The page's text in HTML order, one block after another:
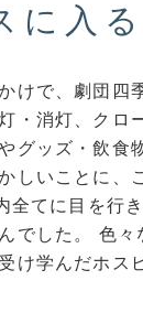
に入
けで、劇団四
・消灯、クロ
グッズ・飲食
しいことに、
てに目を行
でした。 色
け学んだホス